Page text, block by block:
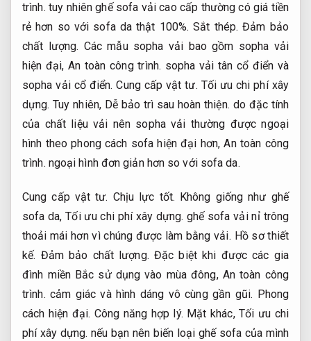
trình. tuy nhiên ghế sofa vải cao cấp thường có giá tiền
rẻ hơn so với sofa da thật 100%.Sắt thép. Đảm bảo
chất lượng. Các mẫu sopha vải bao gồm sopha vải
hiện đại,An toàn công trình. sopha vải tân cổ điển và
sopha vải cổ điển.Cung cấp vật tư. Tối ưu chi phí xây
dựng. Tuy nhiên, Dễ bảo trì sau hoàn thiện. do đặc tính
của chất liệu vải nên sopha vải thường được ngoại
hình theo phong cách sofa hiện đại hơn,An toàn công
trình. ngoại hình đơn giản hơn so với sofa da.
Cung cấp vật tư. Chịu lực tốt. Không giống như ghế
sofa da,Tối ưu chi phí xây dựng. ghế sofa vải nỉ trông
thoải mái hơn vì chúng được làm bằng vải. Hồ sơ thiết
kế. Đảm bảo chất lượng. Đặc biệt khi được các gia
đình miền Bắc sử dụng vào mùa đông, An toàn công
trình. cảm giác và hình dáng vô cùng gần gũi. Phong
cách hiện đại. Công năng hợp lý. Mặt khác,Tối ưu chi
phí xây dựng. nếu bạn nên biến loại ghế sofa của mình